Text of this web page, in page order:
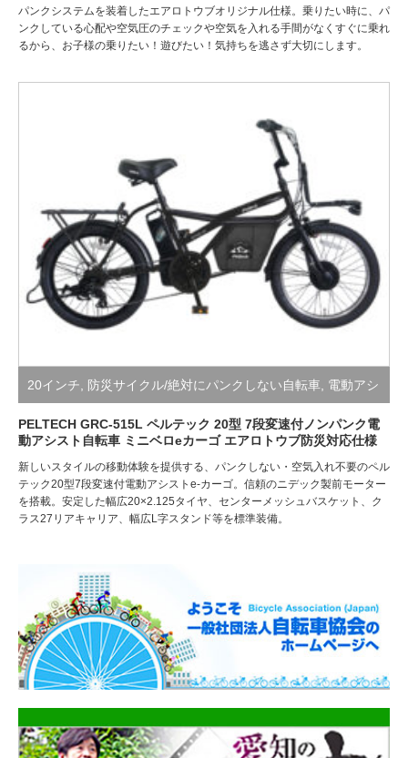
パンクシステムを装着したエアロトウブオリジナル仕様。乗りたい時に、パ
ンクしている心配や空気圧のチェックや空気を入れる手間がなくすぐに乗れ
るから、お子様の乗りたい！遊びたい！気持ちを逃さず大切にします。
20インチ 防災サイクル/絶対にパンクしない自転車 電動アシ
スト自転車
PELTECH GRC-515L ペルテック 20型 7段変速付ノンパンク電
動アシスト自転車 ミニベロeカーゴ エアロトウブ防災対応仕様
新しいスタイルの移動体験を提供する、パンクしない・空気入れ不要のペル
テック20型7段変速付電動アシストe-カーゴ。信頼のニデック製前モーター
を搭載。安定した幅広20×2.125タイヤ、センターメッシュバスケット、ク
ラス27リアキャリア、幅広L字スタンド等を標準装備。